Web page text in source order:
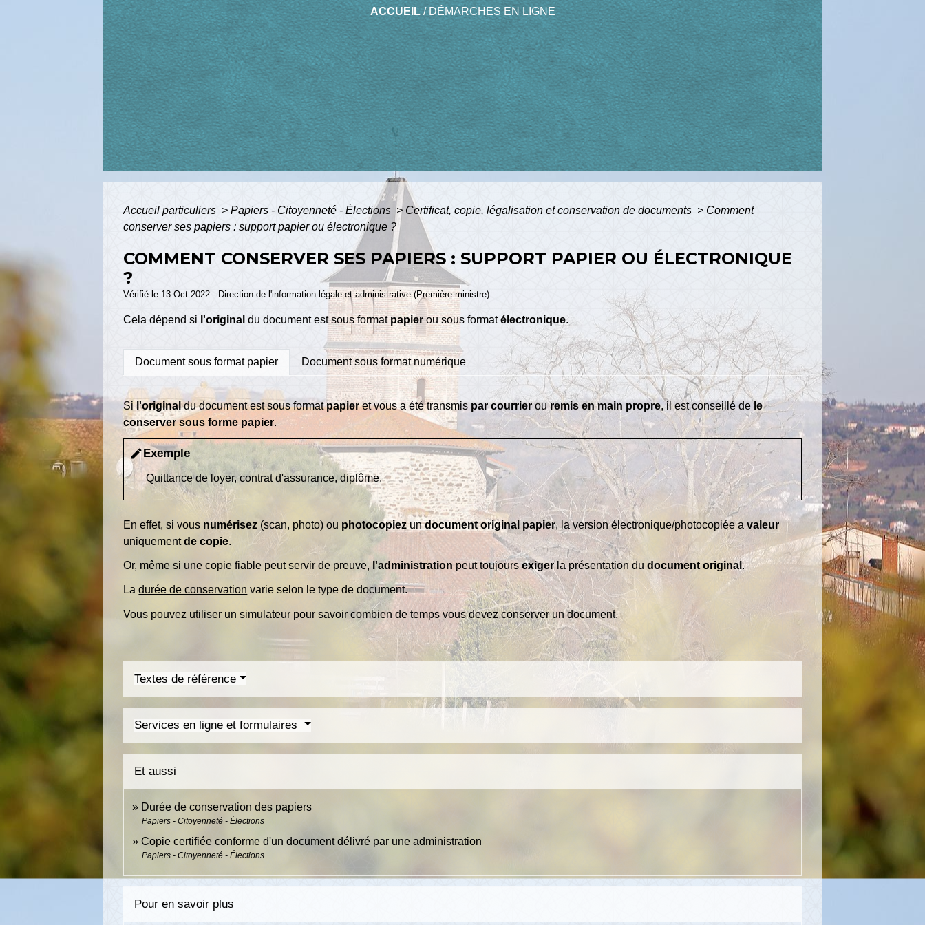
ACCUEIL/ DÉMARCHES EN LIGNE
Accueil particuliers > Papiers - Citoyenneté - Élections > Certificat, copie, légalisation et conservation de documents > Comment
conserver ses papiers : support papier ou électronique ?
COMMENT CONSERVER SES PAPIERS : SUPPORT PAPIER OU ÉLECTRONIQUE
?
Vérifié le 13 Oct 2022 - Direction de l'information légale et administrative (Première ministre)
Cela dépend si l'original du document est sous format papier ou sous formatélectronique.
Document sous format papier Document sous format numérique
Sil'originaldu document est sous formatpapieret vous a été transmis par courrierouremis en main propre, il est conseillé dele
conserver sous forme papier.
editExemple
Quittance de loyer, contrat d'assurance, diplôme.
En effet, si vous numérisez (scan, photo) ou photocopiezundocument original papier, la version électronique/photocopiée avaleur
uniquementde copie.
Or, même si une copie fiable peut servir de preuve,l'administration peut toujoursexigerla présentation dudocument original.
Ladurée de conservation varie selon le type de document.
Vous pouvez utiliser unsimulateur pour savoir combien de temps vous devez conserver un document.
Textes de référence
Services en ligne et formulaires
Et aussi
Durée de conservation des papiers
Papiers - Citoyenneté - Élections
Copie certifiée conforme d'un document délivré par une administration
Papiers - Citoyenneté - Élections
Pour en savoir plus